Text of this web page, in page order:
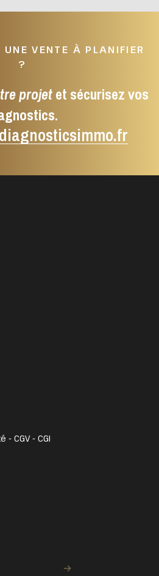
VENTE À PLANIFIER
?
projetet sécurisez vos
- CGV - CGI